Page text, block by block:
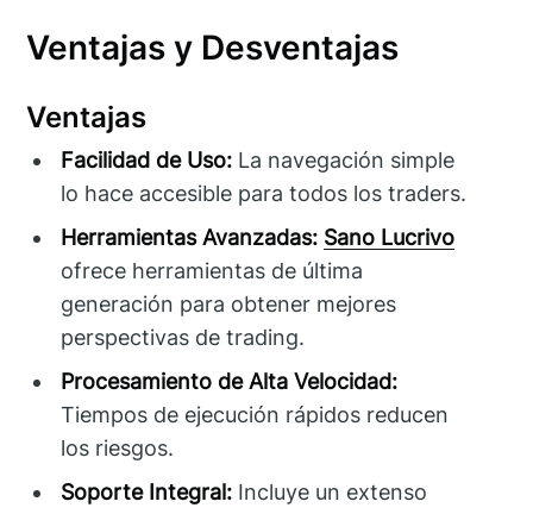
Ventajas y Desventajas
Ventajas
Facilidad de Uso: La navegación simple
lo hace accesible para todos los traders.
Herramientas Avanzadas: Sano Lucrivo
ofrece herramientas de última
generación para obtener mejores
perspectivas de trading.
Procesamiento de Alta Velocidad:
Tiempos de ejecución rápidos reducen
los riesgos.
Soporte Integral: Incluye un extenso